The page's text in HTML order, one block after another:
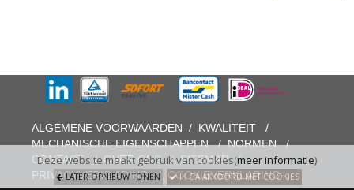
Deze website maakt gebruik van cookies(meer informatie)
LATER OPNIEUW TONEN IK GA AKKOORD MET COOKIES
ALGEMENE VOORWAARDEN / KWALITEIT
/
MECHANISCHE EIGENSCHAPPEN/NORMEN/
CONTACT/OVER ONS/SITEMAP/
PRIVACYVERKLARING/ COOKIEVERKLARING